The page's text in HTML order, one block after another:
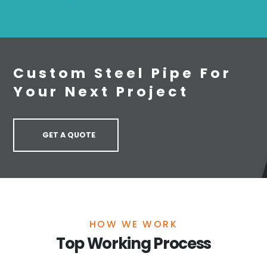
Custom Steel Pipe For
Your Next Project
GET A QUOTE
HOW WE WORK
Top Working Process